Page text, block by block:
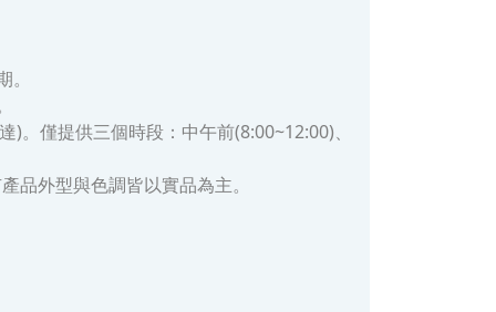
。僅提供三個時段：中午前(8:00~12:00)、
品外型與色調皆以實品為主。